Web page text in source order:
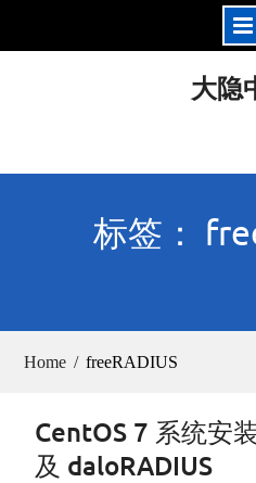
大隐
标签：
Home freeRADIUS
CentOS 7 系统安
及 daloRADIUS